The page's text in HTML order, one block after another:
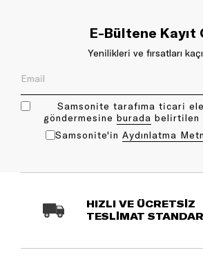
E-Bültene Kayıt
Yenilikleri ve fırsatları
Samsonite tarafıma ticari
göndermesine bu rada belirtilen
Samsonite'in Aydınlatma
HIZLI VE ÜCRETSİZ
TESLİMAT